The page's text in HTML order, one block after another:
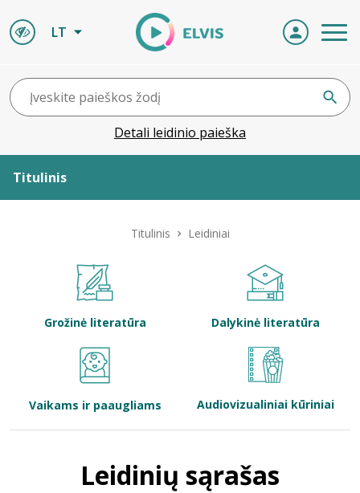
LT
Detali leidinio paieška
Titulinis
Bibliotekoms
Titulinis Leidiniai
Grožinė literatūra Dalykinė literatūra
Vaikams ir paaugliams Audiovizualiniai kūriniai
Leidinių sąrašas